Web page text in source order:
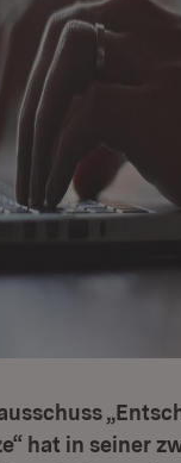
hat in seiner